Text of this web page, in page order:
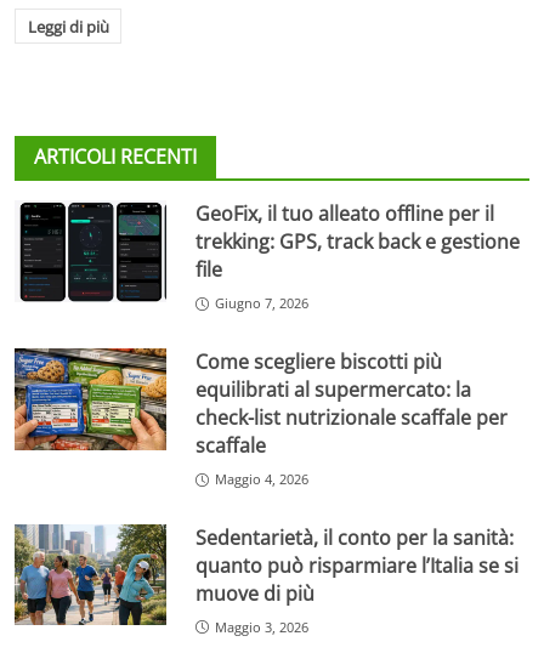
Leggi di più
ARTICOLI RECENTI
GeoFix, il tuo alleato offline per il
trekking: GPS, track back e gestione
file
Giugno 7, 2026
Come scegliere biscotti più
equilibrati al supermercato: la
check-list nutrizionale scaffale per
scaffale
Maggio 4, 2026
Sedentarietà, il conto per la sanità:
quanto può risparmiare l’Italia se si
muove di più
Maggio 3, 2026